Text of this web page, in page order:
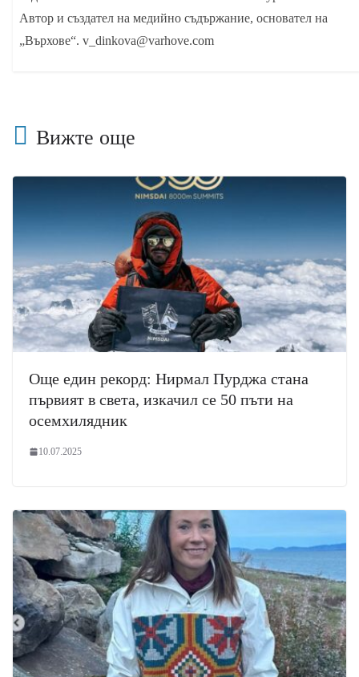
Автор и създател на медийно съдържание, основател на
„Върхове“. v_dinkova@varhove.com
Вижте още
Още един рекорд: Нирмал Пурджа стана
първият в света, изкачил се 50 пъти на
осемхилядник
10.07.2025